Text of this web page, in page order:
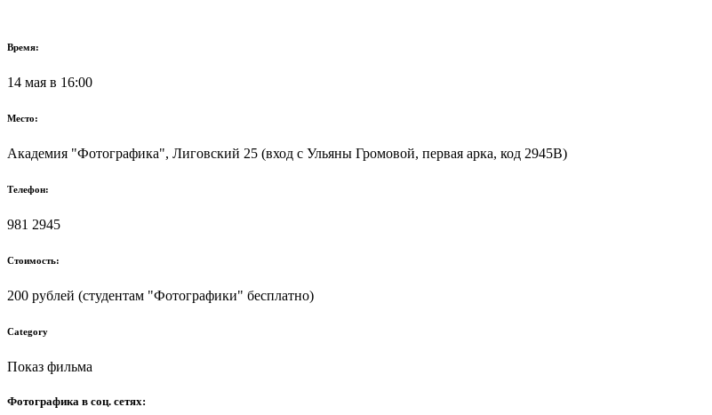
Время:
14 мая в 16:00
Место:
Академия "Фотографика", Лиговский 25 (вход с Ульяны Громовой, первая арка, код 2945В)
Телефон:
981 2945
Стоимость:
200 рублей (студентам "Фотографики" бесплатно)
Category
Показ фильма
Фотографика в соц. сетях: